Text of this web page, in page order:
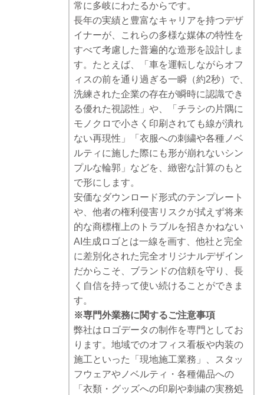
常に多岐にわたるからです。
長年の実績と豊富なキャリアを持つデザ
イナーが、これらの多様な媒体の特性を
すべて考慮した普遍的な造形を設計しま
す。たとえば、「車を運転しながらオフ
ィスの前を通り過ぎる一瞬（約2秒）で、
洗練された企業の存在が瞬時に認識でき
る優れた視認性」や、「チラシの片隅に
モノクロで小さく印刷されても線が潰れ
ない再現性」「衣服への刺繍や各種ノベ
ルティに施した際にも形が崩れないシン
プルな輪郭」などを、緻密な計算のもと
で形にします。
安価なダウンロード形式のテンプレート
や、他者の権利侵害リスクが拭えず将来
的な商標権上のトラブルを招きかねない
AI生成ロゴとは一線を画す、他社と完全
に差別化された完全オリジナルデザイン
だからこそ、ブランドの信頼を守り、長
く自信を持って使い続けることができま
す。
※専門外業務に関するご注意事項
弊社はロゴデータの制作を専門としてお
ります。地域でのオフィス看板や内装の
施工といった「現地施工業務」、スタッ
フウェアやノベルティ・各種備品への
「衣類・グッズへの印刷や刺繍の実務処